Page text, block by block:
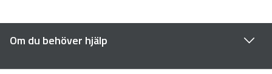
Om du behöver hjälp